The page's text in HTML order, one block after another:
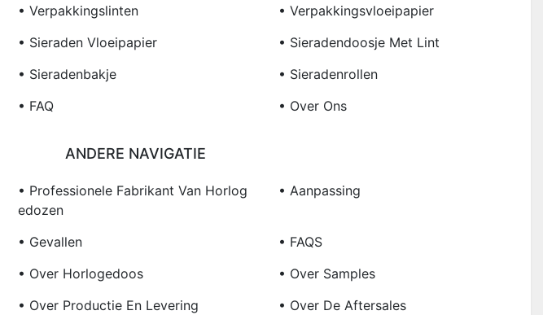
• Verpakkingslinten
• Verpakkingsvloeipapier
• Sieraden Vloeipapier
• Sieradendoosje Met Lint
• Sieradenbakje
• Sieradenrollen
• FAQ • Over Ons
ANDERE NAVIGATIE
• Professionele Fabrikant Van Horlog
Edozen
• Aanpassing
• Gevallen
• FAQS
• Over Horlogedoos
• Over Samples
• Over Productie En Levering
• Over De Aftersales